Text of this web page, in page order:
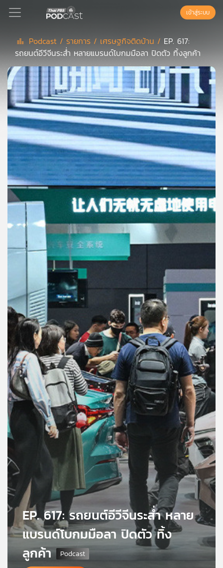
Podcast
เพล
ย์
ลิ
สต์
แนะนำ
เพล
ย์
ลิ
สต์
คุณ
บทความ
ข่าว
และ
กิจกรรม
เกี่ยว
กับ
เรา
เครือ
ข่าย
ไทย
พี
บี
เอส
แผนที่
เข้าสู่ระบบ
Podcast / รายการ / เศรษฐกิจติดบ้าน / EP. 617:
รถยนต์อีวีจีนระส่ำ หลายแบรนด์โบกมมือลา ปิดตัว ทิ้งลูกค้า
EP. 617: รถยนต์อีวีจีนระส่ำ หลาย
แบรนด์โบกมมือลา ปิดตัว ทิ้ง
ลูกค้า